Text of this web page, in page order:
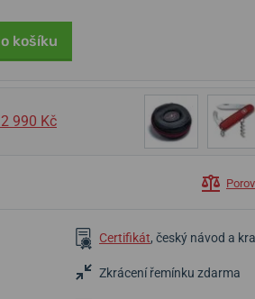
košíku
990 Kč
Certifikát, český návod a
Zkrácení řemínku zdarma